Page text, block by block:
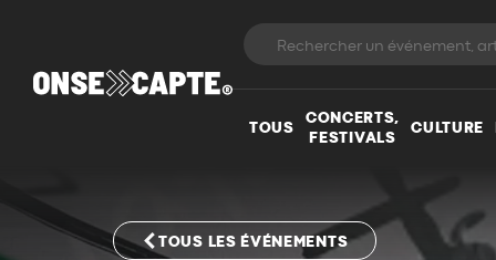
TOUS
CONCERTS,
FESTIVALS
CULTURE
TOUS LES ÉVÉNEMENTS